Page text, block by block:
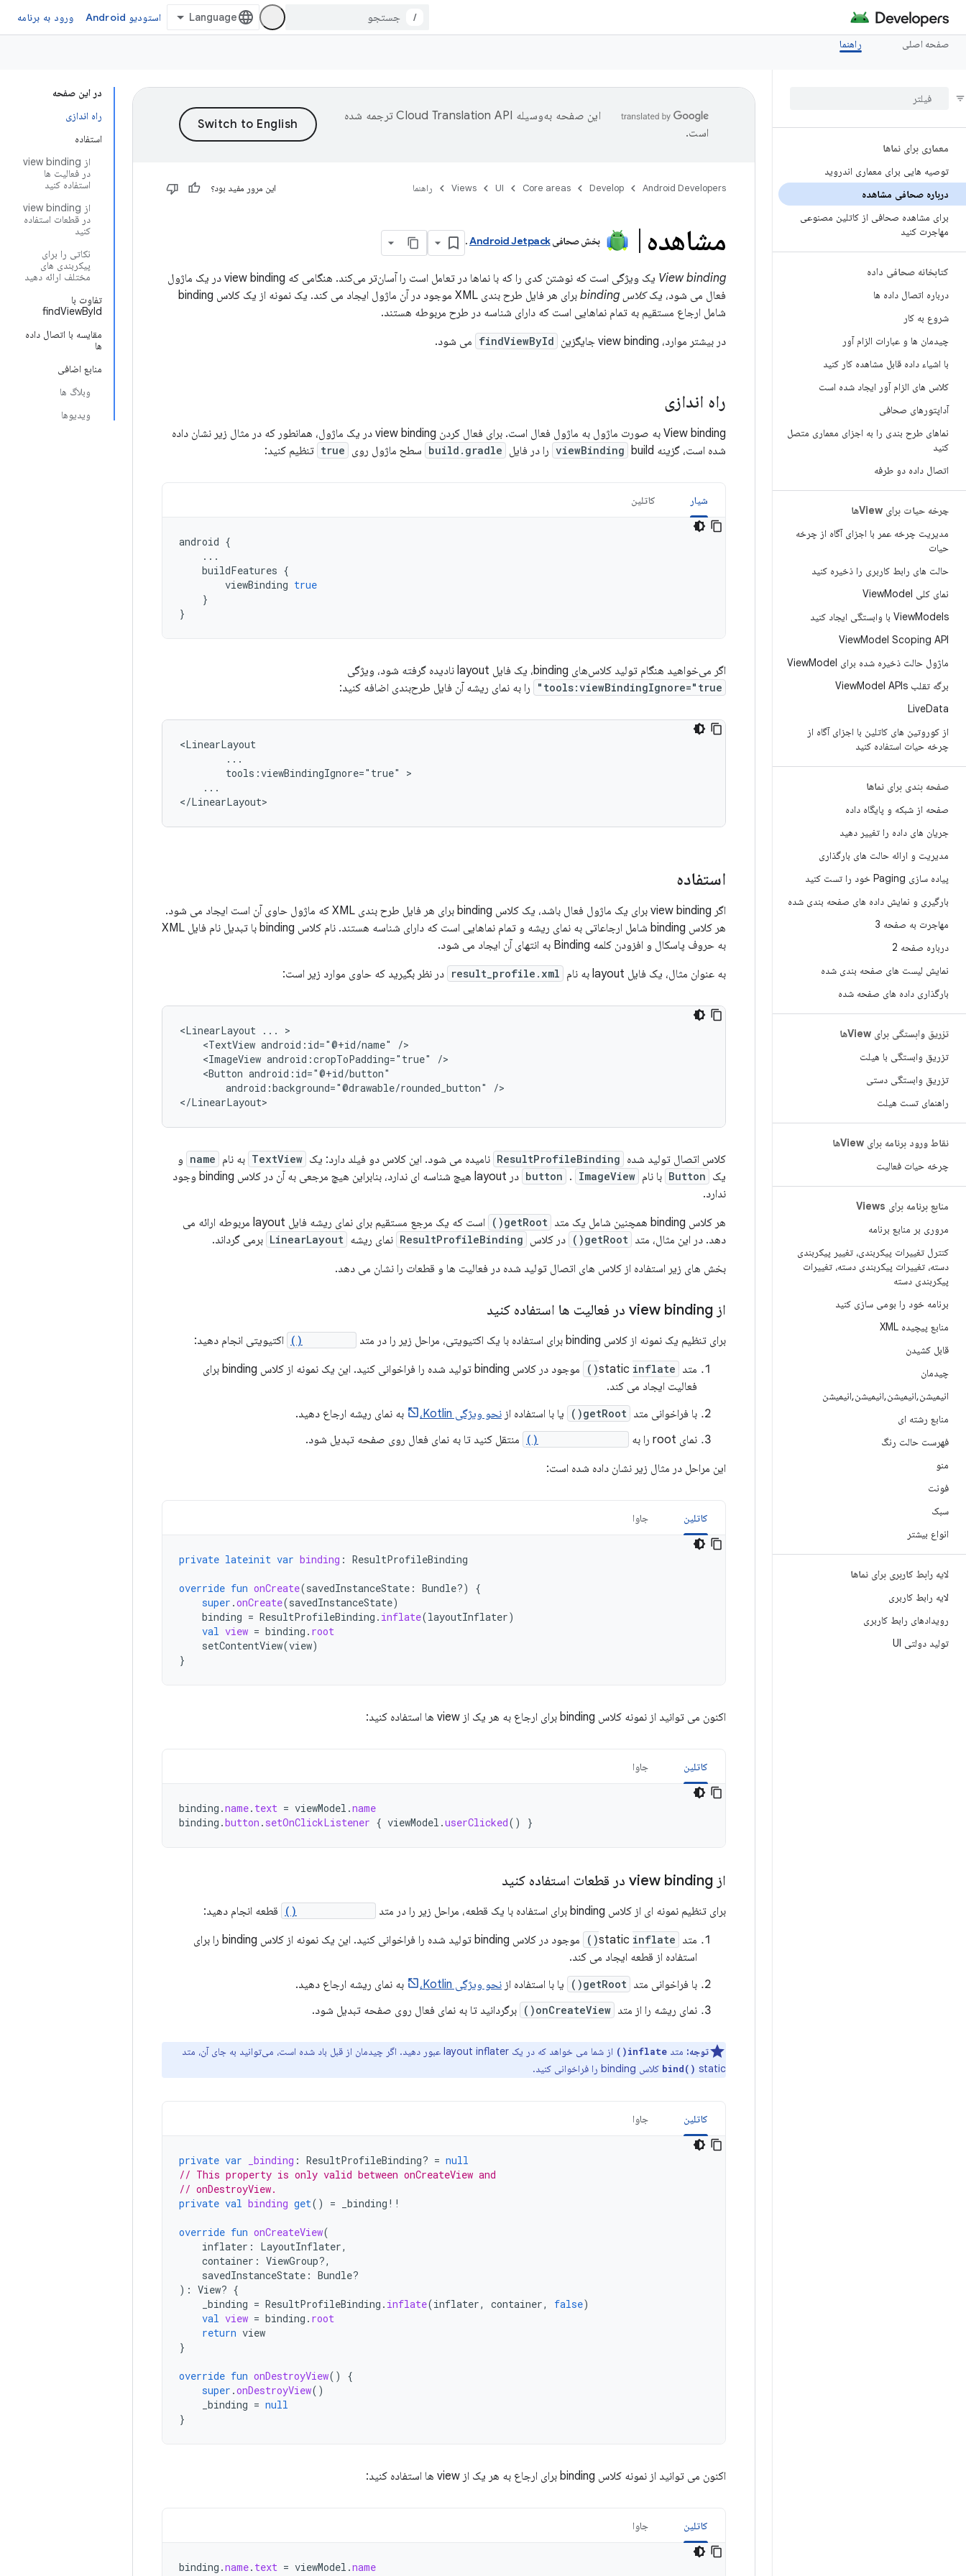
/ استودیو Android ورود به برنامه
صفحه اصلی راهنما
معماری برای نماها
توصیه هایی برای معماری اندروید
درباره صحافی مشاهده
برای مشاهده صحافی از کاتلین مصنوعی
مهاجرت کنید
کتابخانه صحافی داده
درباره اتصال داده ها
شروع به کار
چیدمان ها و عبارات الزام آور
با اشیاء داده قابل مشاهده کار کنید
کلاس های الزام آور ایجاد شده است
آداپتورهای صحافی
نماهای طرح بندی را به اجزای معماری متصل
کنید
اتصال داده دو طرفه
چرخه حیات برای Viewها
مدیریت چرخه عمر با اجزای آگاه از چرخه
حیات
حالت های رابط کاربری را ذخیره کنید
نمای کلی View Model
ViewModels با وابستگی ایجاد کنید
ViewModel Scoping API
ماژول حالت ذخیره شده برای View Model
برگه تقلب View Model APIs
LiveData
از کوروتین های کاتلین با اجزای آگاه از
چرخه حیات استفاده کنید
صفحه بندی برای نماها
صفحه از شبکه و پایگاه داده
جریان های داده را تغییر دهید
مدیریت و ارائه حالت های بارگذاری
پیاده سازی Paging خود را تست کنید
بارگیری و نمایش داده های صفحه بندی شده
مهاجرت به صفحه 3
درباره صفحه 2
نمایش لیست های صفحه بندی شده
بارگذاری داده های صفحه شده
تزریق وابستگی برای Viewها
تزریق وابستگی با هیلت
تزریق وابستگی دستی
راهنمای تست هیلت
نقاط ورود برنامه برای Viewها
چرخه حیات فعالیت
منابع برنامه برای Views
مروری بر منابع برنامه
کنترل تغییرات پیکربندی، تغییر پیکربندی
دسته، تغییرات پیکربندی دسته، تغییرات
پیکربندی دسته
برنامه خود را بومی سازی کنید
منابع پیچیده XML
قابل کشیدن
چیدمان
انیمیشن,انیمیشن,انیمیشن,انیمیشن
منابع رشته ای
فهرست حالت رنگ
منو
فونت
سبک
انواع بیشتر
لایه رابط کاربری برای نماها
لایه رابط کاربری
رویدادهای رابط کاربری
تولید دولتی UI
در این صفحه
راه اندازی
استفاده
از view binding
در فعالیت ها
استفاده کنید
از view binding
در قطعات استفاده
کنید
نکاتی را برای
پیکربندی های
مختلف ارائه دهید
تفاوت با
findViewById
مقایسه با اتصال داده
ها
منابع اضافی
وبلاگ ها
ویدیوها
این صفحه به‌وسیله
ترجمه شده
است.
Android Developers
Develop
Core areas
UI
Views راهنما این مرور مفید بود؟
مشاهده بخش صحافیAndroid Jetpack
.
View binding
یک ویژگی است که نوشتن کدی را که با نماها در تعامل است را آسان‌تر می‌کند. هنگامی که view binding در یک ماژول
فعال می شود، یککلاس binding
برای هر فایل طرح بندی XML موجود در آن ماژول ایجاد می کند. یک نمونه از یک کلاس binding
شامل ارجاع مستقیم به تمام نماهایی است که دارای شناسه در طرح مربوطه هستند.
در بیشتر موارد، view binding جایگزین
findViewById می شود.
راه اندازی
View binding به صورت ماژول به ماژول فعال است. برای فعال کردن view binding در یک ماژول، همانطور که در مثال زیر نشان داده
شده است، گزینه
viewBinding build را در فایل build.gradle سطح ماژول روی true تنظیم کنید:
شیار کاتلین
android {
...
buildFeatures {
viewBinding true
}
}
اگر می‌خواهید هنگام تولید کلاس‌های binding، یک فایل layout نادیده گرفته شود، ویژگی
tools:viewBindingIgnore="true" را به نمای ریشه آن فایل طرح‌بندی اضافه کنید:
tools:viewBindingIgnore="true"
...
استفاده
اگر view binding برای یک ماژول فعال باشد، یک کلاس binding برای هر فایل طرح بندی XML که ماژول حاوی آن است ایجاد می شود.
هر کلاس binding شامل ارجاعاتی به نمای ریشه و تمام نماهایی است که دارای شناسه هستند. نام کلاس binding با تبدیل نام فایل XML
به حروف پاسکال و افزودن کلمه Binding به انتهای آن ایجاد می شود.
به عنوان مثال، یک فایل layout به نام
result_profile.xml در نظر بگیرید که حاوی موارد زیر است:
<LinearLayout ...
<TextView android:id="@+id/name"
<ImageView android:cropToPadding="true"
<Button
android:background="@drawable/rounded_button"
/>
کلاس اتصال تولید شده ResultProfileBinding نامیده می شود. این کلاس دو فیلد دارد: یک TextView به نام name و
یک Button با نام button . ImageView
در layout هیچ شناسه ای ندارد، بنابراین هیچ مرجعی به آن در کلاس binding وجود
ندارد.
هر کلاس binding همچنین شامل یک متد
getRoot()
است که یک مرجع مستقیم برای نمای ریشه فایل layout مربوطه ارائه می
دهد. در این مثال، متد getRoot() در کلاس ResultProfileBinding نمای ریشه LinearLayout برمی گرداند.
بخش های زیر استفاده از کلاس های اتصال تولید شده در فعالیت ها و قطعات را نشان می دهد.
از view binding در فعالیت ها استفاده کنید
برای تنظیم یک نمونه از کلاس binding برای استفاده با یک اکتیویتی، مراحل زیر را در متد
اکتیویتی انجام دهید:
متد static inflate()
موجود در کلاس binding تولید شده را فراخوانی کنید. این یک نمونه از کلاس binding برای
فعالیت ایجاد می کند.
با فراخوانی متد getRoot() یا با استفاده از نحو ویژگی Kotlin،
به نمای ریشه ارجاع دهید.
نمای root را به
منتقل کنید تا به نمای فعال روی صفحه تبدیل شود.
این مراحل در مثال زیر نشان داده شده است:
کاتلین جاوا
private lateinit var binding : ResultProfileBinding
override fun onCreate(savedInstanceState : Bundle?)
{
super .onCreate(savedInstanceState)
binding = ResultProfileBinding . inflate(layoutInflater)
val view = binding . root
setContentView(view)
}
اکنون می توانید از نمونه کلاس binding برای ارجاع به هر یک از view ها استفاده کنید:
کاتلین جاوا
binding .name. text = viewModel .name
binding .button . setOnClickListener { viewModel .userClicked() }
از view binding در قطعات استفاده کنید
برای تنظیم نمونه ای از کلاس binding برای استفاده با یک قطعه، مراحل زیر را در متد
قطعه انجام دهید:
متد static inflate()
موجود در کلاس binding تولید شده را فراخوانی کنید. این یک نمونه از کلاس binding را برای
استفاده از قطعه ایجاد می کند.
با فراخوانی متد getRoot() یا با استفاده از نحو ویژگی Kotlin،
به نمای ریشه ارجاع دهید.
نمای ریشه را از متد onCreateView() برگردانید تا به نمای فعال روی صفحه تبدیل شود.
توجه: متد inflate() از شما می خواهد که در یک layout inflater عبور دهید. اگر چیدمان از قبل باد شده است، می‌توانید به جای آن، متد
bind() static کلاس binding را فراخوانی کنید.
کاتلین جاوا
private var _binding : ResultProfileBinding? = null
// This property is only valid between onCreateView and
// onDestroyView.
private val binding get() = _binding !!
override fun onCreateView(
inflater : LayoutInflater,
container : ViewGroup?,
savedInstanceState : Bundle?
): View? {
_binding = ResultProfileBinding . inflate(inflater, container, false)
val view = binding . root
return view
}
override fun onDestroyView()
{
super .onDestroyView()
_binding = null
}
اکنون می توانید از نمونه کلاس binding برای ارجاع به هر یک از view ها استفاده کنید:
کاتلین جاوا
binding .name. text = viewModel .name